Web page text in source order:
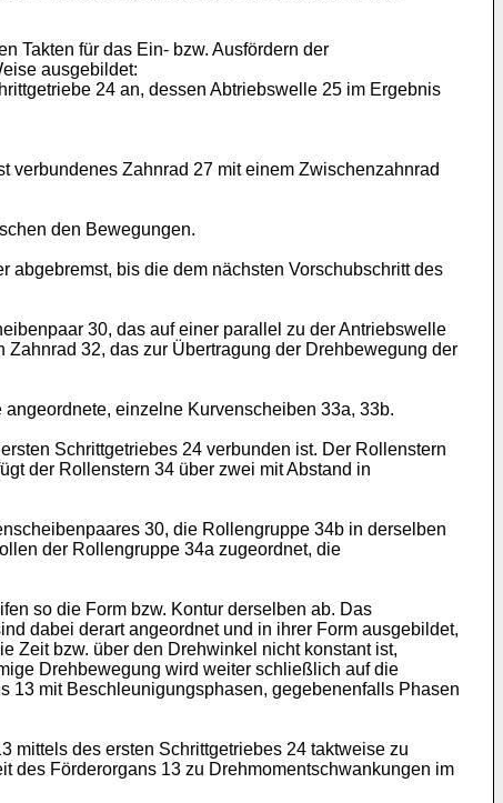
Takten für das Ein- bzw. Ausfördern der
ausgebildet:
24 an, dessen Abtriebswelle 25 im Ergebnis
verbundenes Zahnrad 27 mit einem Zwischenzahnrad
den Bewegungen.
abgebremst, bis die dem nächsten Vorschubschritt des
30, das auf einer parallel zu der Antriebswelle
32, das zur Übertragung der Drehbewegung der
einzelne Kurvenscheiben 33a, 33b.
Schrittgetriebes 24 verbunden ist. Der Rollenstern
der Rollenstern 34 über zwei mit Abstand in
30, die Rollengruppe 34b in derselben
der Rollengruppe 34a zugeordnet, die
so die Form bzw. Kontur derselben ab. Das
dabei derart angeordnet und in ihrer Form ausgebildet,
Zeit bzw. über den Drehwinkel nicht konstant ist,
Drehbewegung wird weiter schließlich auf die
13 mit Beschleunigungsphasen, gegebenenfalls Phasen
mittels des ersten Schrittgetriebes 24 taktweise zu
des Förderorgans 13 zu Drehmomentschwankungen im